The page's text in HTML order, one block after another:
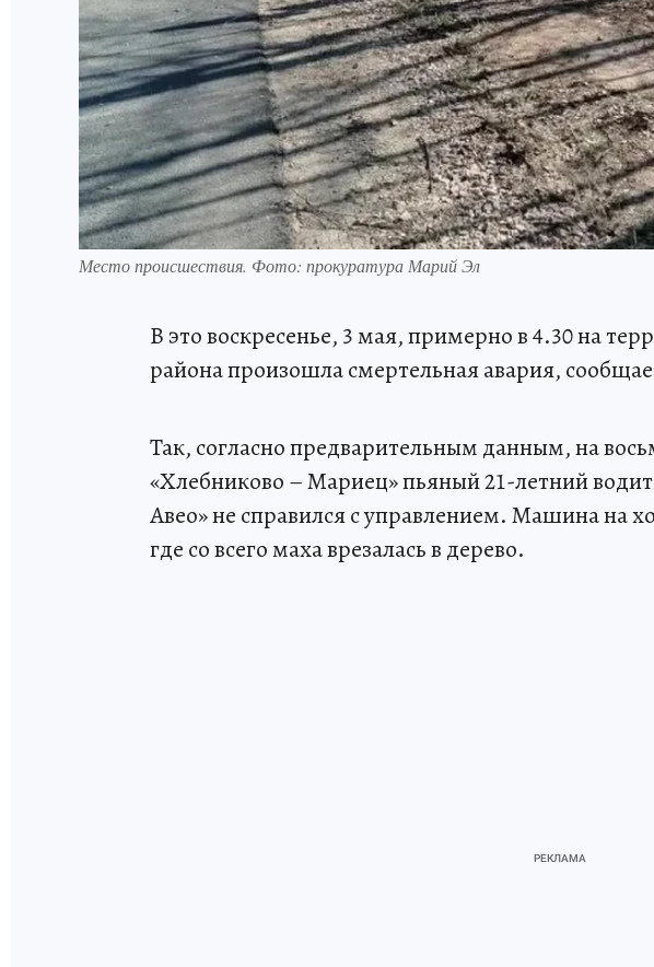
Место происшествия. Фото: прокуратура Марий Эл
В это воскресенье, 3 мая, примерно в 4.30 на
района произошла смертельная авария,
Так, согласно предварительным данным, на
«Хлебниково – Мариец» пьяный 21-летний
Авео» не справился с управлением. Машина на
где со всего маха врезалась в дерево.